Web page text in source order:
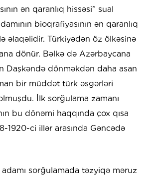
ən qaranlıq hissəsi” sual
bioqrafiyasının ən qaranlıq
əlaqəlidir. Türkiyədən öz ölkəsinə
dönür. Bəlkə də Azərbaycana
Daşkəndə dönməkdən daha asan
bir müddət türk əsgərləri
İlk sorğulama zamanı
bu dönəmi haqqında çox qısa
1920-ci illər arasında Gəncədə
sorğulamada təzyiqə məruz